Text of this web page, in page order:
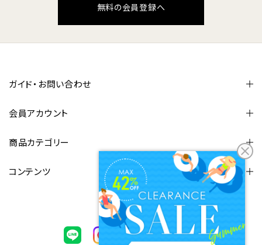
無料の会員登録へ
ガイド・お問い合わせ
会員アカウント
商品カテゴリー
コンテンツ
FOLLOW US